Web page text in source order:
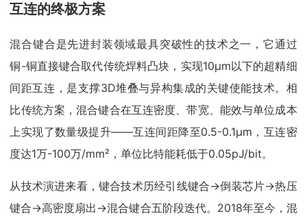
互连的终极方案
混合键合是先进封装领域最具突破性的技术之一，它通过
铜-铜直接键合取代传统焊料凸块，实现10μm以下的超精细
间距互连，是支撑3D堆叠与异构集成的关键使能技术。相
比传统方案，混合键合在互连密度、带宽、能效与单位成本
上实现了数量级提升——互连间距降至0.5-0.1μm，互连密
度达1万-100万/mm²，单位比特能耗低于0.05pJ/bit。
从技术演进来看，键合技术历经引线键合→倒装芯片→热压
键合→高密度扇出→混合键合五阶段迭代。2018年至今，混